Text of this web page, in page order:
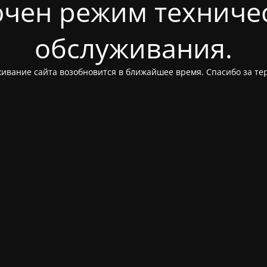
режим
обслуживания.
сайта возобновится в ближайшее время. Спасибо за